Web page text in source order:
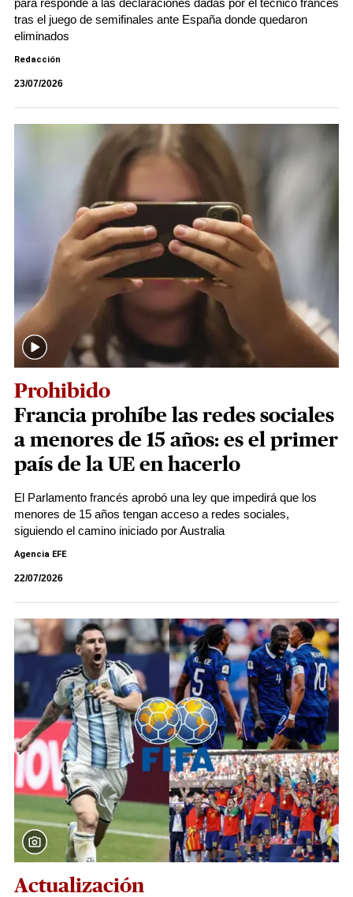
para responde a las declaraciones dadas por el técnico francés
tras el juego de semifinales ante España donde quedaron
eliminados
Redacción
23/07/2026
Prohibido
​​​​Francia prohíbe las redes sociales
a menores de 15 años: es el primer
país de la UE en hacerlo
El Parlamento francés aprobó una ley que impedirá que los
menores de 15 años tengan acceso a redes sociales,
siguiendo el camino iniciado por Australia
Agencia EFE
22/07/2026
Actualización